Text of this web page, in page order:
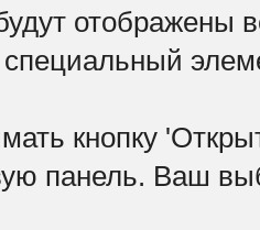
отображены
кнопку
панель. Ваш